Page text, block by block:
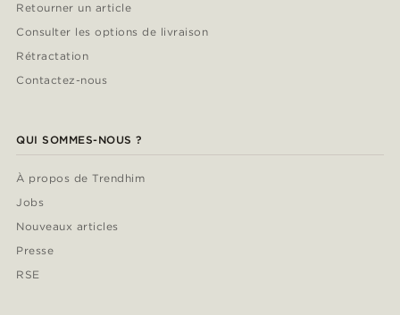
Retourner un article
Consulter les options de livraison
Rétractation
Contactez-nous
QUI SOMMES-NOUS ?
À propos de Trendhim
Jobs
Nouveaux articles
Presse
RSE